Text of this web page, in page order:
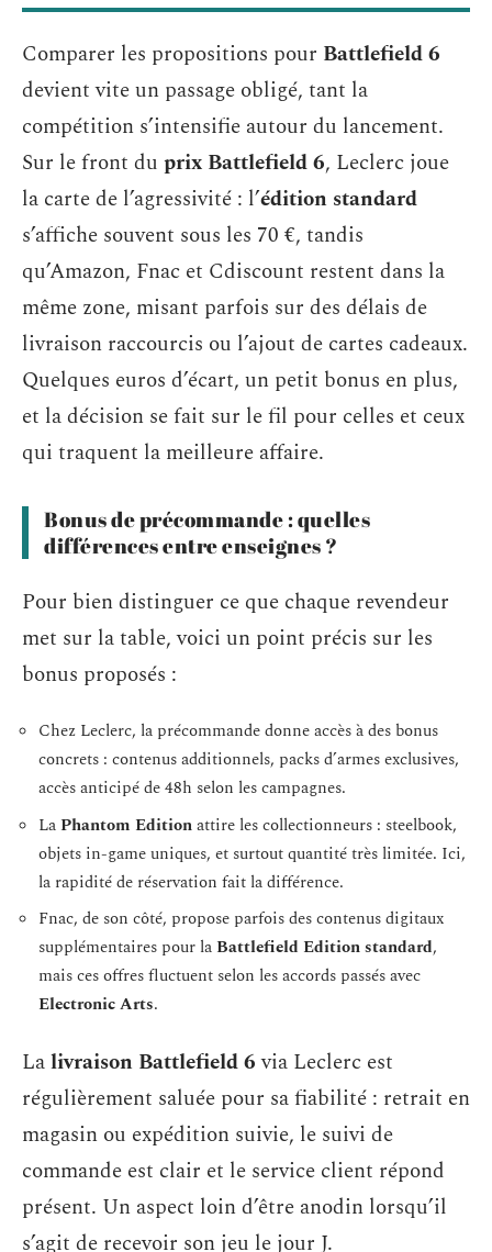
Comparer les propositions pour Battlefield 6
devient vite un passage obligé, tant la
compétition s’intensifie autour du lancement.
Sur le front du prix Battlefield 6, Leclerc joue
la carte de l’agressivité : l’édition standard
s’affiche souvent sous les 70 €, tandis
qu’Amazon, Fnac et Cdiscount restent dans la
même zone, misant parfois sur des délais de
livraison raccourcis ou l’ajout de cartes cadeaux.
Quelques euros d’écart, un petit bonus en plus,
et la décision se fait sur le fil pour celles et ceux
qui traquent la meilleure affaire.
Bonus de précommande : quelles
différences entre enseignes ?
Pour bien distinguer ce que chaque revendeur
met sur la table, voici un point précis sur les
bonus proposés :
Chez Leclerc, la précommande donne accès à des bonus
concrets : contenus additionnels, packs d’armes exclusives,
accès anticipé de 48h selon les campagnes.
La Phantom Editionattire les collectionneurs : steelbook,
objets in-game uniques, et surtout quantité très limitée. Ici,
la rapidité de réservation fait la différence.
Fnac, de son côté, propose parfois des contenus digitaux
supplémentaires pour la Battlefield Edition standard,
mais ces offres fluctuent selon les accords passés avec
Electronic Arts.
Lalivraison Battlefield 6via Leclerc est
régulièrement saluée pour sa fiabilité : retrait en
magasin ou expédition suivie, le suivi de
commande est clair et le service client répond
présent. Un aspect loin d’être anodin lorsqu’il
s’agit de recevoir son jeu le jour J.